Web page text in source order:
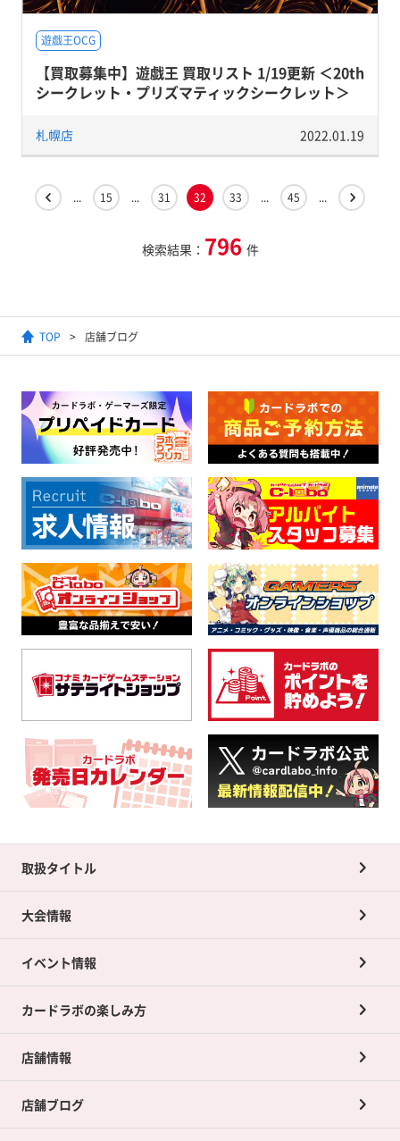
遊戯王OCG
【買取募集中】遊戯王 買取リスト 1/19更新 ＜20th
シークレット・プリズマティックシークレット＞
札幌店 2022.01.19
... 15 ... 31 32 33 ... 45 ...
検索結果： 796 件
TOP 店舗ブログ
取扱タイトル
大会情報
イベント情報
カードラボの楽しみ方
店舗情報
店舗ブログ